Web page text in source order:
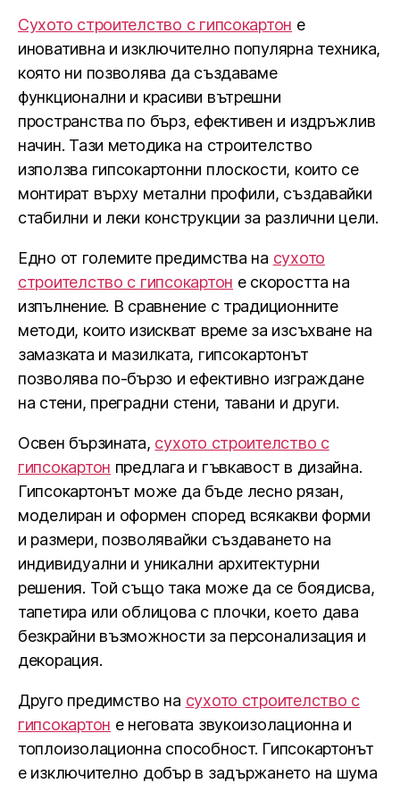
Сухото строителство с гипсокартон е
иновативна и изключително популярна техника,
която ни позволява да създаваме
функционални и красиви вътрешни
пространства по бърз, ефективен и издръжлив
начин. Тази методика на строителство
използва гипсокартонни плоскости, които се
монтират върху метални профили, създавайки
стабилни и леки конструкции за различни цели.
Едно от големите предимства на сухото
строителство с гипсокартон е скоростта на
изпълнение. В сравнение с традиционните
методи, които изискват време за изсъхване на
замазката и мазилката, гипсокартонът
позволява по-бързо и ефективно изграждане
на стени, преградни стени, тавани и други.
Освен бързината, сухото строителство с
гипсокартон предлага и гъвкавост в дизайна.
Гипсокартонът може да бъде лесно рязан,
моделиран и оформен според всякакви форми
и размери, позволявайки създаването на
индивидуални и уникални архитектурни
решения. Той също така може да се боядисва,
тапетира или облицова с плочки, което дава
безкрайни възможности за персонализация и
декорация.
Друго предимство на сухото строителство с
гипсокартон е неговата звукоизолационна и
топлоизолационна способност. Гипсокартонът
е изключително добър в задържането на шума